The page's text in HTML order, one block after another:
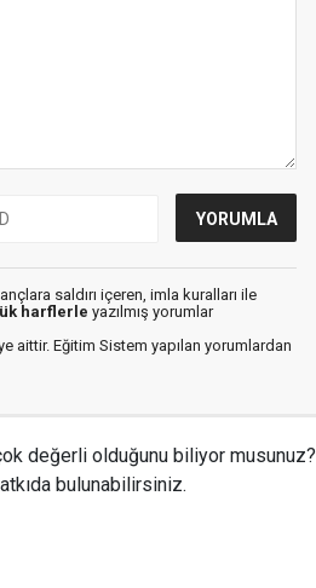
saldırı içeren, imla kuralları ile
harflerle yazılmış yorumlar
aittir. Eğitim Sistem yapılan yorumlardan
değerli olduğunu biliyor musunuz?
bulunabilirsiniz.